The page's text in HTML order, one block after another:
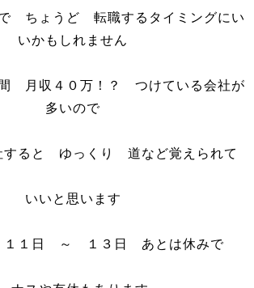
ちょうど 転職するタイミングにい
いかもしれません
月収４０万！？ つけている会社が
多いので
すると ゆっくり 道など覚えられて
いいと思います
１１日 ～ １３日 あとは休みで